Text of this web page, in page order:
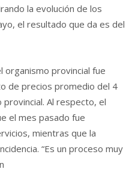
la evolución de los
el resultado que da es del
provincial fue
de precios promedio del 4
Al respecto, el
el mes pasado fue
mientras que la
“Es un proceso muy